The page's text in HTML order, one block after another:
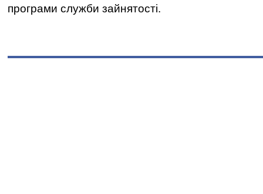
програми служби зайнятості.